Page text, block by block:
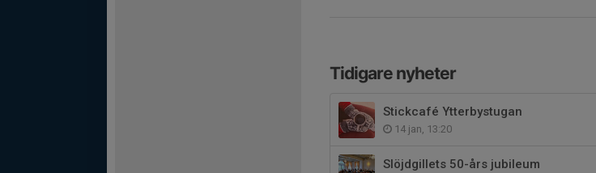
Tidigare nyheter
Stickcafé Ytterbystugan
14 jan, 13:20
Slöjdgillets 50-års jubileum